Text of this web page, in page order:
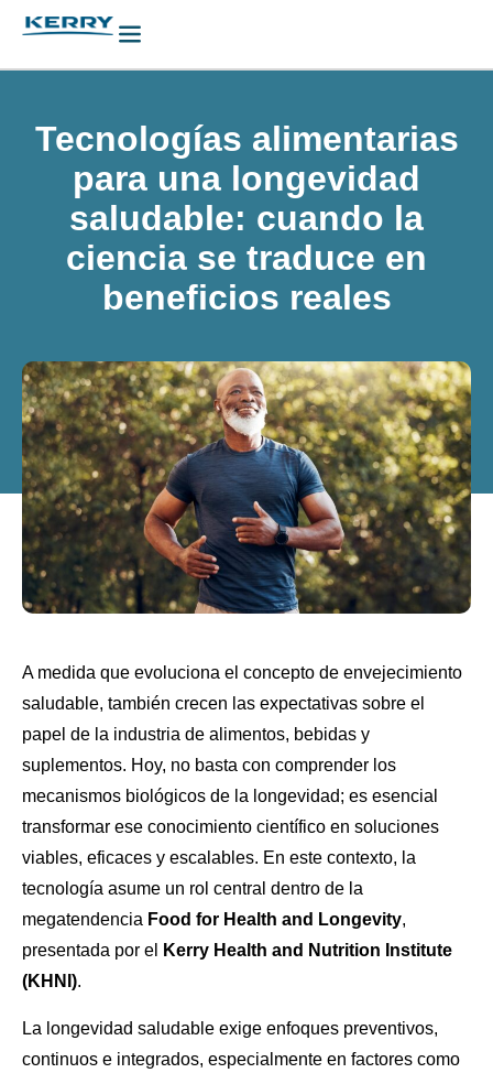
Tecnologías alimentarias
para una longevidad
saludable: cuando la
ciencia se traduce en
beneficios reales
A medida que evoluciona el concepto de envejecimiento
saludable, también crecen las expectativas sobre el
papel de la industria de alimentos, bebidas y
suplementos. Hoy, no basta con comprender los
mecanismos biológicos de la longevidad; es esencial
transformar ese conocimiento científico en soluciones
viables, eficaces y escalables. En este contexto, la
tecnología asume un rol central dentro de la
megatendencia Food for Health and Longevity,
presentada por el
Kerry Health and Nutrition Institute
(KHNI).
La longevidad saludable exige enfoques preventivos,
continuos e integrados, especialmente en factores como